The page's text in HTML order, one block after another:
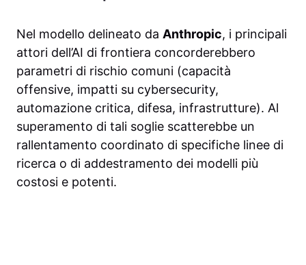
Nel modello delineato da Anthropic, i principali
attori dell’AI di frontiera concorderebbero
parametri di rischio comuni (capacità
offensive, impatti su cybersecurity,
automazione critica, difesa, infrastrutture). Al
superamento di tali soglie scatterebbe un
rallentamento coordinato di specifiche linee di
ricerca o di addestramento dei modelli più
costosi e potenti.